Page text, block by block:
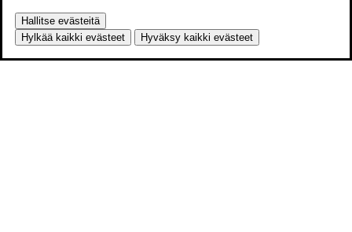
Hallitse evästeitä
Hylkää kaikki evästeet
Hyväksy kaikki evästeet